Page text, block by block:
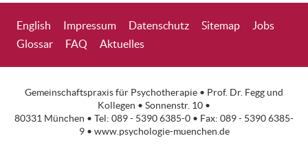
English Impressum Datenschutz Sitemap
Jobs
Glossar
FAQ Aktuelles
Gemeinschaftspraxis für Psychotherapie • Prof. Dr. Fegg und
Kollegen • Sonnenstr. 10 •
80331 München • Tel: 089 - 5390 6385-0 • Fax: 089 - 5390 6385-
9 • www.psychologie-muenchen.de